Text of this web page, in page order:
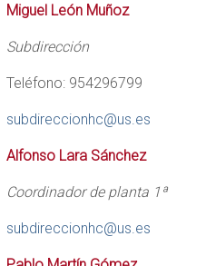
Miguel León Muñoz
Subdirección
Teléfono: 954296799
subdireccionhc@us.es
Alfonso Lara Sánchez
Coordinador de planta 1ª
subdireccionhc@us.es